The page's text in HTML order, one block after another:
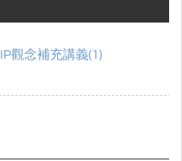
IP觀念補充講義(1)